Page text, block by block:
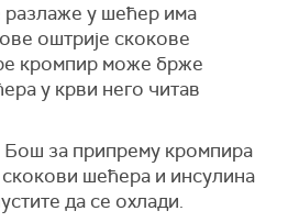
разлаже у шећер има
оштрије скокове
кромпир може брже
у крви него читав
за припрему кромпира
шећера и инсулина
да се охлади.